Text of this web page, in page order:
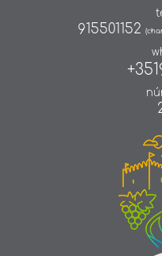
915501152